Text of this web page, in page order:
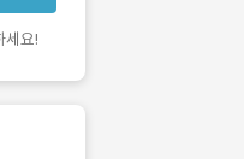
세요!